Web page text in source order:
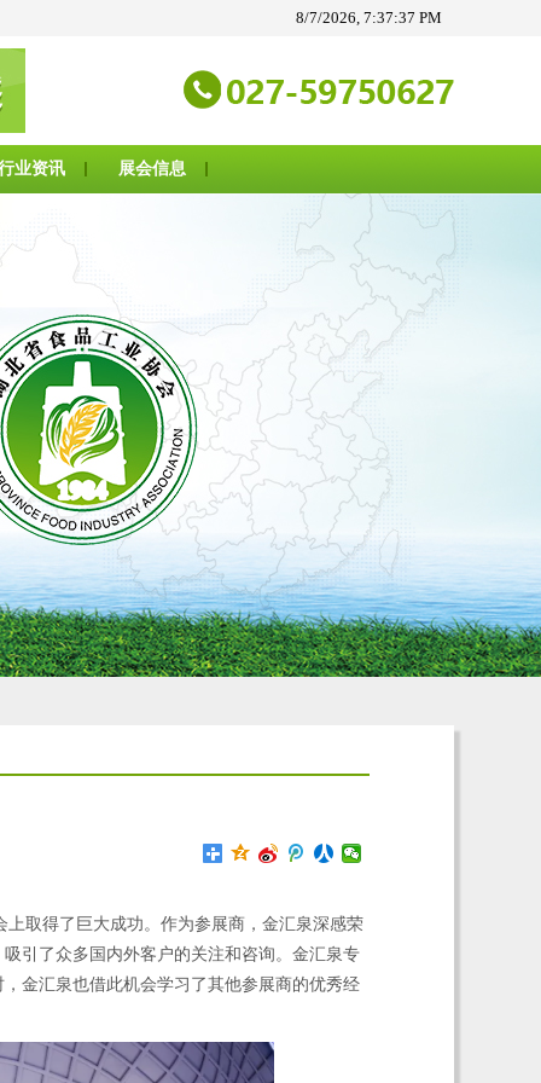
8/7/2026, 7:37:37 PM
业资讯 展会信息
取得了巨大成功。作为参展商，金汇泉深感荣
引了众多国内外客户的关注和咨询。金汇泉专
金汇泉也借此机会学习了其他参展商的优秀经